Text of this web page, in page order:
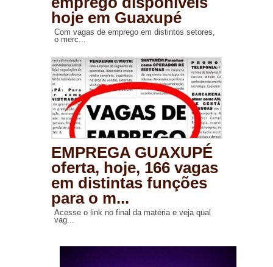
hoje em Guaxupé
Com vagas de emprego em distintos setores,
o merc...
EMPREGA GUAXUPÉ
oferta, hoje, 166 vagas
em distintas funções
para o m...
Acesse o link no final da matéria e veja qual
vag...